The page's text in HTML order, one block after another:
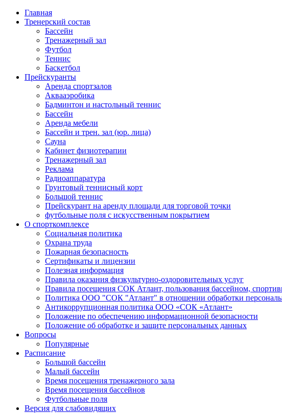
Главная
Тренерский состав
Бассейн
Тренажерный зал
Футбол
Теннис
Баскетбол
Прейскуранты
Аренда спортзалов
Аквааэробика
Бадминтон и настольный теннис
Бассейн
Аренда мебели
Бассейн и трен. зал (юр. лица)
Сауна
Кабинет физиотерапии
Тренажерный зал
Реклама
Радиоаппаратура
Грунтовый теннисный корт
Большой теннис
Прейскурант на аренду площади для торговой точки
футбольные поля с искусственным покрытием
О спорткомплексе
Социальная политика
Охрана труда
Пожарная безопасность
Сертификаты и лицензии
Полезная информация
Правила оказания физкультурно-оздоровительных услуг
Правила посещения СОК Атлант, пользования бассейном,
Политика ООО "СОК "Атлант" в отношении обработки
Антикоррупционная политика ООО «СОК «Атлант»
Положение по обеспечению информационной безопасности
Положение об обработке и защите персональных данных
Вопросы
Популярные
Расписание
Большой бассейн
Малый бассейн
Время посещения тренажерного зала
Время посещения бассейнов
Футбольные поля
Версия для слабовидящих